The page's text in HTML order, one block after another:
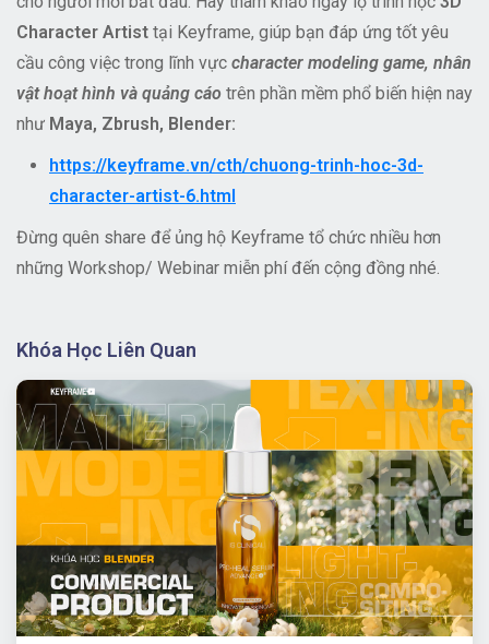
Character Artist tại Keyframe, giúp bạn đáp ứng tốt yêu
cầu công việc trong lĩnh vực character modeling game, nhân
vật hoạt hình và quảng cáo trên phần mềm phổ biến hiện nay
như Maya, Zbrush, Blender:
https://keyframe.vn/cth/chuong-trinh-hoc-3d-
character-artist-6.html
Đừng quên share để ủng hộ Keyframe tổ chức nhiều hơn
những Workshop/ Webinar miễn phí đến cộng đồng nhé.
Khóa Học Liên Quan